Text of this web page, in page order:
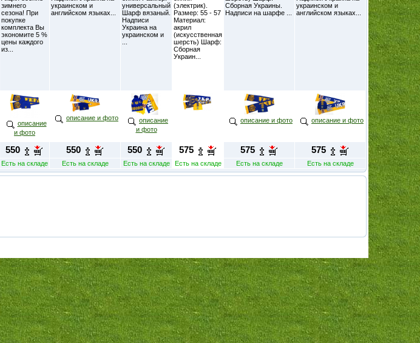
зимнего
сезона! При
покупке
комплекта Вы
экономите 5 %
цены каждого
из...
украинском и
английском языках...
универсальный
Шарф вязаный.
Надписи
Украина на
украинском и
(электрик).
Размер: 55 - 57
Материал:
акрил
(искусственная
шерсть) Шарф:
Сборная
Украин...
Сборная Украины.
Надписи на шарфе ...
украинском и
английском языках...
описание
и фото
описание и фото
описание
и фото
описание и фото описание и фото
550 550 550 575 575 575
Есть на складе Есть на складе Есть на складе Есть на складе Есть на складе Есть на складе